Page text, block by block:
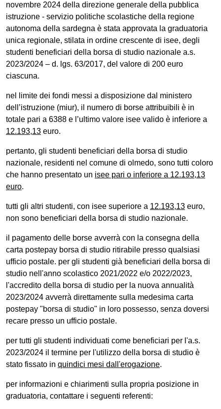
novembre 2024 della direzione generale della pubblica
istruzione - servizio politiche scolastiche della regione
autonoma della sardegna è stata approvata la graduatoria
unica regionale, stilata in ordine crescente di isee, degli
studenti beneficiari della borsa di studio nazionale a.s.
2023/2024 – d. lgs. 63/2017, del valore di 200 euro
ciascuna.
nel limite dei fondi messi a disposizione dal ministero
dell’istruzione (miur), il numero di borse attribuibili è in
totale pari a 6388 e l’ultimo valore isee valido è inferiore a
12.193,13 euro.
pertanto, gli studenti beneficiari della borsa di studio
nazionale, residenti nel comune di olmedo, sono tutti coloro
che hanno presentato un isee pari o inferiore a 12.193,13
euro.
tutti gli altri studenti, con isee superiore a 12.193,13 euro,
non sono beneficiari della borsa di studio nazionale.
il pagamento delle borse avverrà con la consegna della
carta postepay borsa di studio ritirabile presso qualsiasi
ufficio postale. per gli studenti già beneficiari della borsa di
studio nell'anno scolastico 2021/2022 e/o 2022/2023,
l'accredito della borsa di studio per la nuova annualità
2023/2024 avverrà direttamente sulla medesima carta
postepay "borsa di studio" in loro possesso, senza doversi
recare presso un ufficio postale.
per tutti gli studenti individuati come beneficiari per l'a.s.
2023/2024 il termine per l'utilizzo della borsa di studio è
stato fissato in quindici mesi dall'erogazione.
per informazioni e chiarimenti sulla propria posizione in
graduatoria, contattare i seguenti referenti: